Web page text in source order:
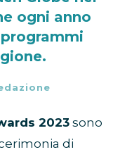
ogni anno
2023 sono
di